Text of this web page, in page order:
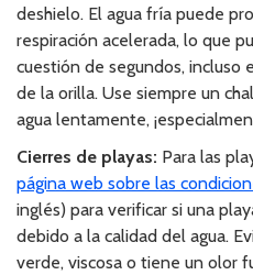
deshielo. El agua fría puede
respiración acelerada, lo que
cuestión de segundos, incluso
de la orilla. Use siempre un
agua lentamente,
Cierres de playas: Para las
página web sobre las
inglés) para verificar si una
debido a la calidad del agua.
verde, viscosa o tiene un olor